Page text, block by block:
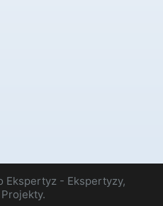
- Ekspertyzy,